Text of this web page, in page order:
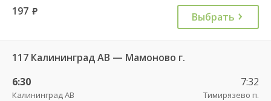
197 руб. Выбрать
117 Калининград АВ — Мамоново г.
6:30
Калининград АВ
7:32
Тимирязево п.